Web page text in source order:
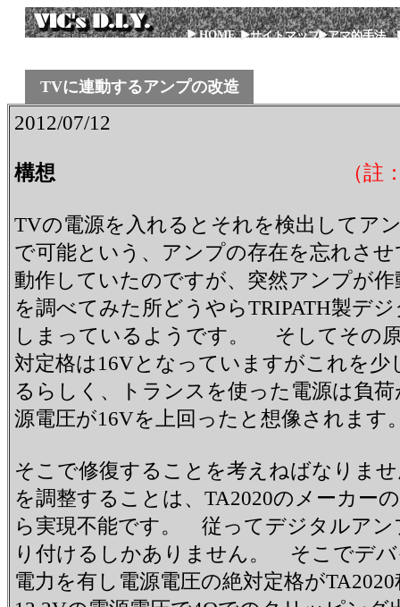
HOME サイトマップ アマ的手法
TVに連動するアンプの改造
2012/07/12
構想 （
TVの電源を入れるとそれを検出してア
で可能という、アンプの存在を忘れさ
動作していたのですが、突然アンプが
を調べてみた所どうやらTRIPATH製デ
しまっているようです。 そしてその
対定格は16Vとなっていますがこれを
るらしく、トランスを使った電源は負
源電圧が16Vを上回ったと想像されます
そこで修復することを考えねばなりま
を調整することは、TA2020のメーカー
ら実現不能です。 従ってデジタルア
り付けるしかありません。 そこでデバ
電力を有し電源電圧の絶対定格が